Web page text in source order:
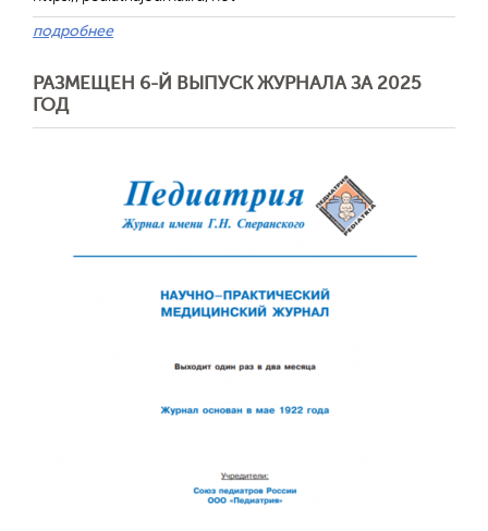
подробнее
РАЗМЕЩЕН 6-Й ВЫПУСК ЖУРНАЛА ЗА 2025
ГОД